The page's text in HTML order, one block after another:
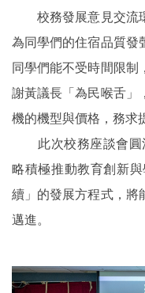
校務發展意見交流環
為同學們的住宿品質發
同學們能不受時間限
謝黃議長「為民喉舌」
機的機型與價格，務求
此次校務座談會圓
略積極推動教育創新
續」的發展方程式，將
邁進。